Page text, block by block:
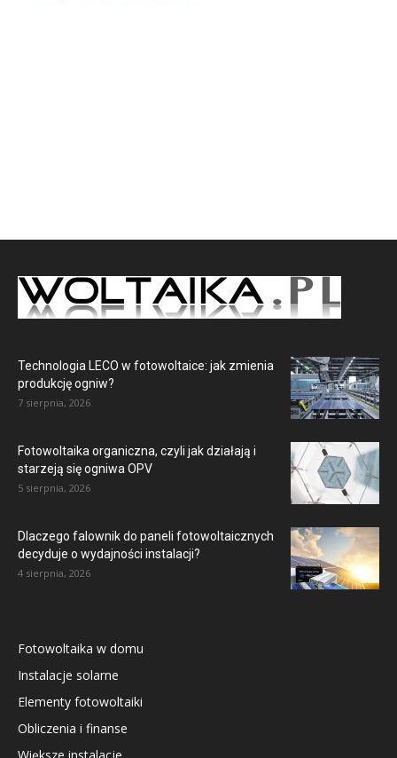
Technologia LECO w fotowoltaice: jak zmienia
produkcję ogniw?
7 sierpnia, 2026
Fotowoltaika organiczna, czyli jak działają i
starzeją się ogniwa OPV
5 sierpnia, 2026
Dlaczego falownik do paneli fotowoltaicznych
decyduje o wydajności instalacji?
4 sierpnia, 2026
Fotowoltaika w domu
Instalacje solarne
Elementy fotowoltaiki
Obliczenia i finanse
Większe instalacje